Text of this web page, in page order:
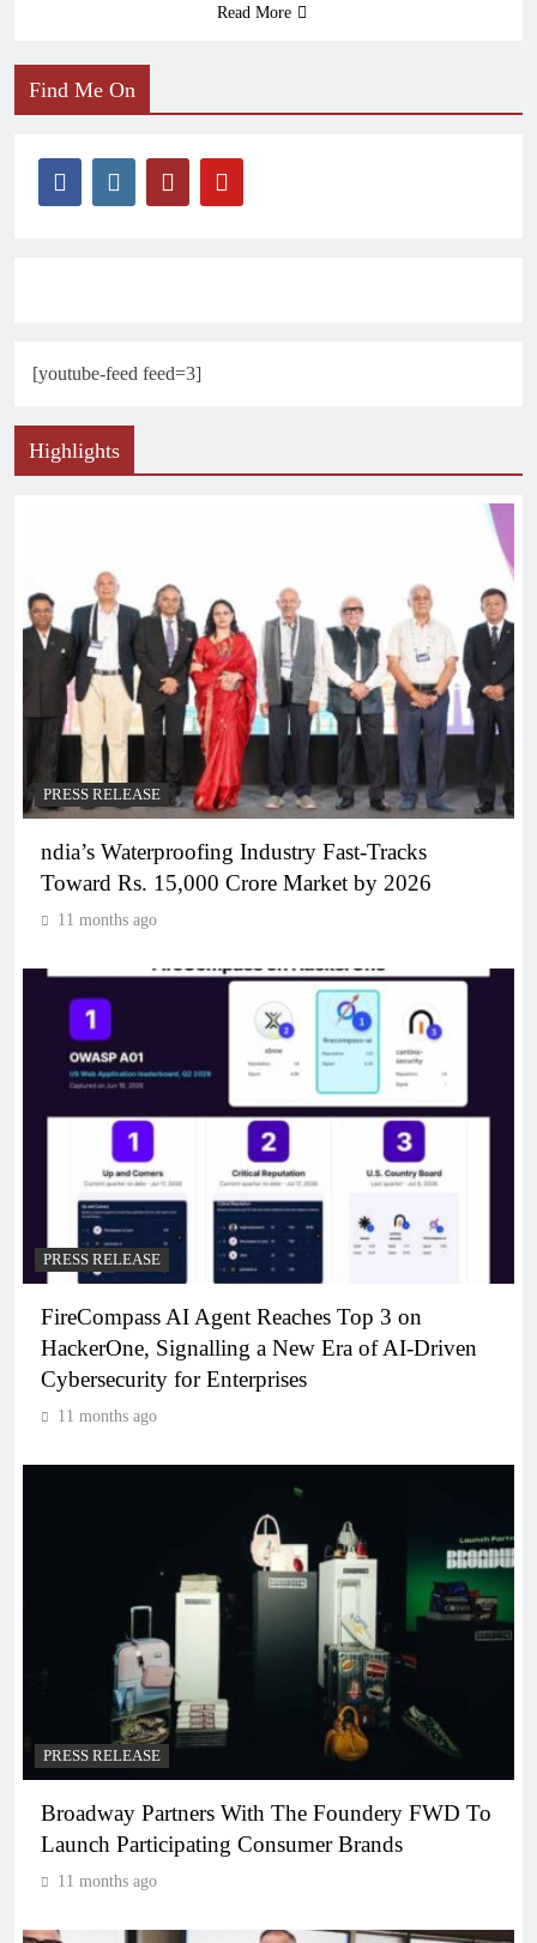
Read More
Find Me On
[youtube-feed feed=3]
Highlights
PRESS RELEASE
ndia’s Waterproofing Industry Fast-Tracks
Toward Rs. 15,000 Crore Market by 2026
11 months ago
PRESS RELEASE
FireCompass AI Agent Reaches Top 3 on
HackerOne, Signalling a New Era of AI-Driven
Cybersecurity for Enterprises
11 months ago
PRESS RELEASE
Broadway Partners With The Foundery FWD To
Launch Participating Consumer Brands
11 months ago